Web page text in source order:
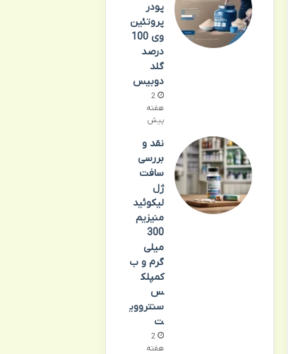
پودر
پروتئین
وی 100
درصد
گلد
دوبیس
2
هفته
پیش
نقد و
بررسی
سافت
ژل
لیکوئید
منیزیم
300
میلی
گرم و ب
کمپلک
س
سنترووی
ت
2
هفته